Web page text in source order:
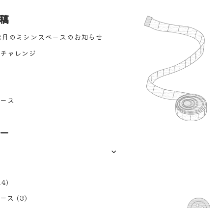
のミシンスペースのお知らせ
ャレンジ
ス
ス (3)